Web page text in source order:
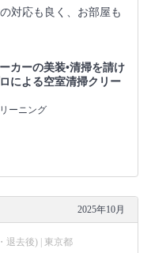
対応も良く、お部屋も
カーの美装•清掃を請け
による空室清掃クリー
ーニング
2025年10月
退去後) | 東京都